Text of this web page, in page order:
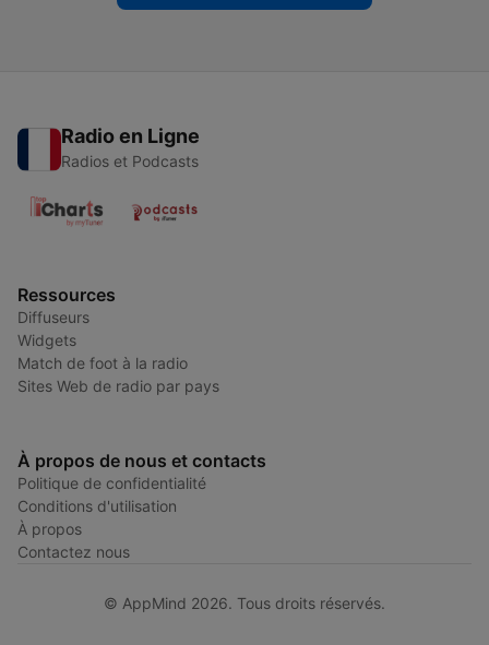
Radio en Ligne
Radios et Podcasts
Ressources
Diffuseurs
Widgets
Match de foot à la radio
Sites Web de radio par pays
À propos de nous et contacts
Politique de confidentialité
Conditions d'utilisation
À propos
Contactez nous
© AppMind 2026. Tous droits réservés.